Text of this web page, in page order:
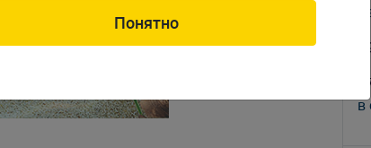
в
Понятно